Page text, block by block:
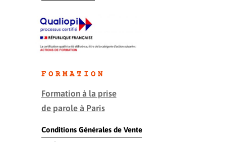
FORMATION
Formation à la prise
de parole à Paris
Conditions Générales de Vente